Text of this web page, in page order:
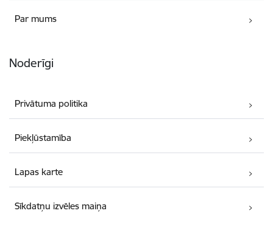
Par mums
Noderīgi
Privātuma politika
Piekļūstamība
Lapas karte
Sīkdatņu izvēles maiņa